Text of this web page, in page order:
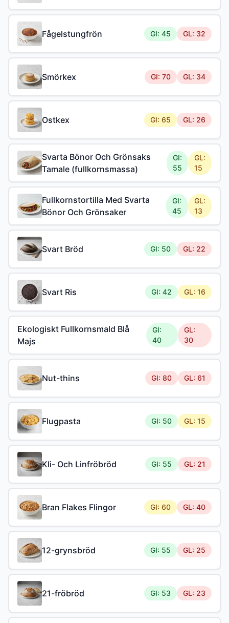
Fågelstungfrön GI: 45 GL: 32
Smörkex GI: 70 GL: 34
Ostkex GI: 65 GL: 26
Svarta Bönor Och Grönsaks
Tamale (fullkornsmassa)
GI:
55
GL:
15
Fullkornstortilla Med Svarta
Bönor Och Grönsaker
GI:
45
GL:
13
Svart Bröd GI: 50 GL: 22
Svart Ris GI: 42 GL: 16
Ekologiskt Fullkornsmald Blå
Majs
GI:
40
GL:
30
Nut-thins GI: 80 GL: 61
Flugpasta GI: 50 GL: 15
Kli- Och Linfröbröd GI: 55 GL: 21
Bran Flakes Flingor GI: 60 GL: 40
12-grynsbröd GI: 55 GL: 25
21-fröbröd GI: 53 GL: 23